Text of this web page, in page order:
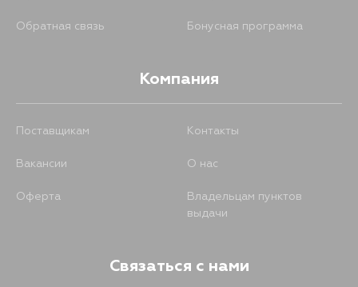
Обратная связь Бонусная программа
Компания
Поставщикам Контакты
Вакансии О нас
Оферта
Владельцам пунктов
выдачи
Связаться с нами